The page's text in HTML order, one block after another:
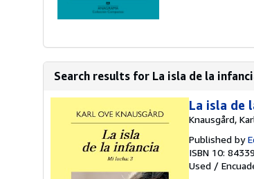
Search results for La isla de la
La isla de
Knausgård,
Published by
ISBN 10:
Used /